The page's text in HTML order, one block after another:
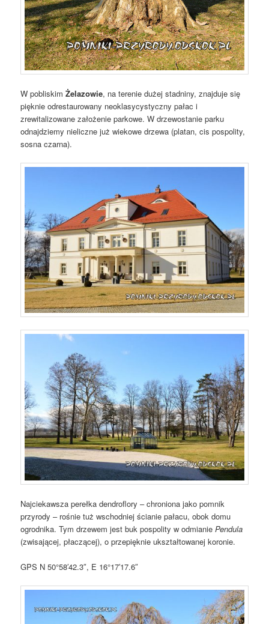
W pobliskimŻelazowie, na terenie dużej stadniny, znajduje się
pięknie odrestaurowany neoklasycystyczny pałac i
zrewitalizowane założenie parkowe. W drzewostanie parku
odnajdziemy nieliczne już wiekowe drzewa (platan, cis pospolity,
sosna czarna).
Najciekawsza perełka dendroflory – chroniona jako pomnik
przyrody – rośnie tuż wschodniej ścianie pałacu, obok domu
ogrodnika. Tym drzewem jest buk pospolity w odmianiePendula
(zwisającej, płaczącej), o przepięknie ukształtowanej koronie.
GPS N 50°58′42.3″, E 16°17′17.6″